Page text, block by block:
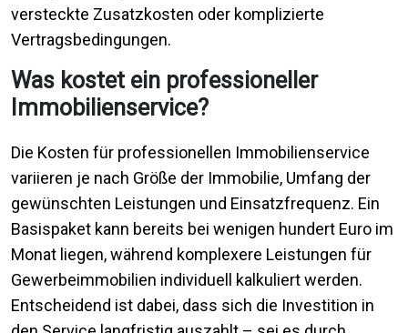
versteckte Zusatzkosten oder komplizierte
Vertragsbedingungen.
Was kostet ein professioneller
Immobilienservice?
Die Kosten für professionellen Immobilienservice
variieren je nach Größe der Immobilie, Umfang der
gewünschten Leistungen und Einsatzfrequenz. Ein
Basispaket kann bereits bei wenigen hundert Euro im
Monat liegen, während komplexere Leistungen für
Gewerbeimmobilien individuell kalkuliert werden.
Entscheidend ist dabei, dass sich die Investition in